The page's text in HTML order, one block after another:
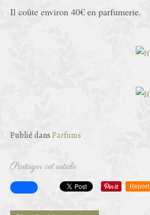
Il coûte environ 40€ en parfumerie.
Publié dansParfums
Partager cet article
Repost